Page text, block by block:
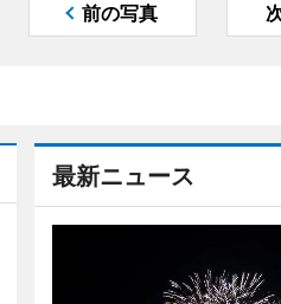
前の写真
最新ニュース